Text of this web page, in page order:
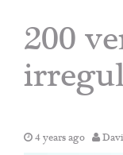
200
4 years ago